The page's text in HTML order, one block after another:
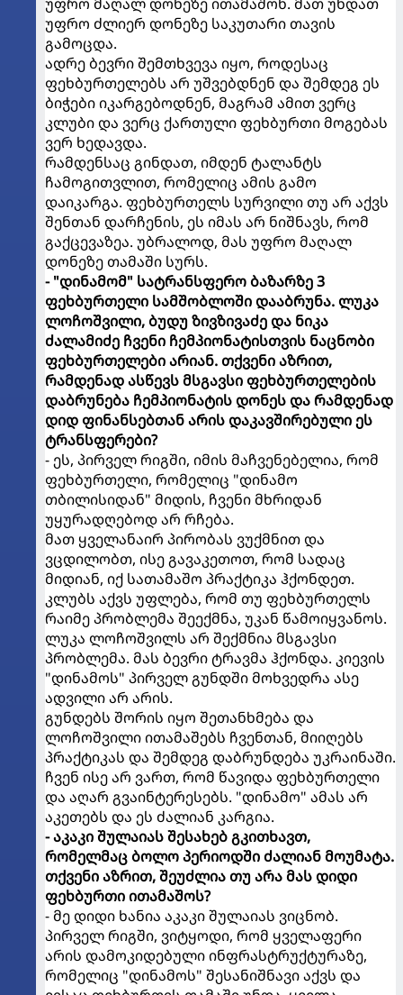
უფრო ძლიერ დონეზე საკუთარი თავის
გამოცდა.
ადრე ბევრი შემთხვევა იყო, როდესაც
ფეხბურთელებს არ უშვებდნენ და შემდეგ ეს
ბიჭები იკარგებოდნენ, მაგრამ ამით ვერც
კლუბი და ვერც ქართული ფეხბურთი მოგებას
ვერ ხედავდა.
რამდენსაც გინდათ, იმდენ ტალანტს
ჩამოგითვლით, რომელიც ამის გამო
დაიკარგა. ფეხბურთელს სურვილი თუ არ აქვს
შენთან დარჩენის, ეს იმას არ ნიშნავს, რომ
გაქცევაზეა. უბრალოდ, მას უფრო მაღალ
დონეზე თამაში სურს.
- "დინამომ" სატრანსფერო ბაზარზე 3
ფეხბურთელი სამშობლოში დააბრუნა. ლუკა
ლოჩოშვილი, ბუდუ ზივზივაძე და ნიკა
ძალამიძე ჩვენი ჩემპიონატისთვის ნაცნობი
ფეხბურთელები არიან. თქვენი აზრით,
რამდენად ასწევს მსგავსი ფეხბურთელების
დაბრუნება ჩემპიონატის დონეს და რამდენად
დიდ ფინანსებთან არის დაკავშირებული ეს
ტრანსფერები?
- ეს, პირველ რიგში, იმის მაჩვენებელია, რომ
ფეხბურთელი, რომელიც "დინამო
თბილისიდან" მიდის, ჩვენი მხრიდან
უყურადღებოდ არ რჩება.
მათ ყველანაირ პირობას ვუქმნით და
ვცდილობთ, ისე გავაკეთოთ, რომ სადაც
მიდიან, იქ სათამაშო პრაქტიკა ჰქონდეთ.
კლუბს აქვს უფლება, რომ თუ ფეხბურთელს
რაიმე პრობლემა შეექმნა, უკან წამოიყვანოს.
ლუკა ლოჩოშვილს არ შექმნია მსგავსი
პრობლემა. მას ბევრი ტრავმა ჰქონდა. კიევის
"დინამოს" პირველ გუნდში მოხვედრა ასე
ადვილი არ არის.
გუნდებს შორის იყო შეთანხმება და
ლოჩოშვილი ითამაშებს ჩვენთან, მიიღებს
პრაქტიკას და შემდეგ დაბრუნდება უკრაინაში.
ჩვენ ისე არ ვართ, რომ წავიდა ფეხბურთელი
და აღარ გვაინტერესებს. "დინამო" ამას არ
აკეთებს და ეს ძალიან კარგია.
- აკაკი შულაიას შესახებ გკითხავთ,
რომელმაც ბოლო პერიოდში ძალიან მოუმატა.
თქვენი აზრით, შეუძლია თუ არა მას დიდი
ფეხბურთი ითამაშოს?
- მე დიდი ხანია აკაკი შულაიას ვიცნობ.
პირველ რიგში, ვიტყოდი, რომ ყველაფერი
არის დამოკიდებული ინფრასტრუქტურაზე,
რომელიც "დინამოს" შესანიშნავი აქვს და